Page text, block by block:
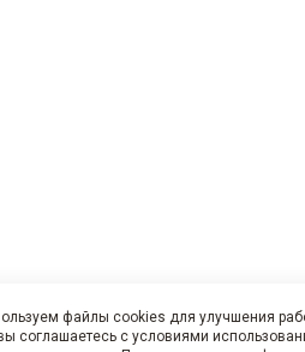
файлы cookies для улучшения
соглашаетесь с условиями